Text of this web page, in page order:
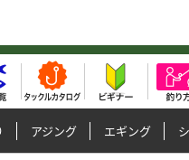
アジング エギング